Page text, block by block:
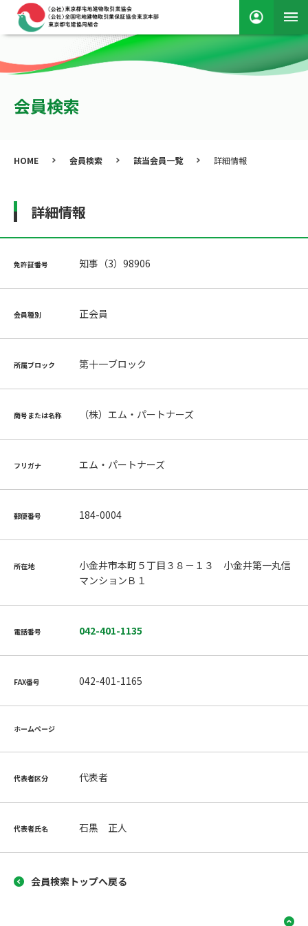
会員検索
HOME 会員検索 該当会員一覧 詳細情報
詳細情報
免許証番号 知事（3）98906
会員種別 正会員
所属ブロック 第十一ブロック
商号または名称 （株）エム・パートナーズ
フリガナ エム・パートナーズ
郵便番号 184-0004
所在地
小金井市本町５丁目３８－１３ 小金井第一丸信
マンションＢ１
電話番号 042-401-1135
FAX番号 042-401-1165
ホームページ
代表者区分 代表者
代表者氏名 石黒 正人
会員検索トップへ戻る